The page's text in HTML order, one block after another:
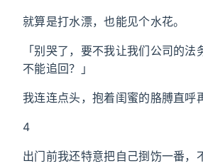
就算是打水漂，也能见个水花。
「别哭了，要不我让我们公司的
不能追回？」
我连连点头，抱着闺蜜的胳膊直呼
4
出门前我还特意把自己捯饬一番，